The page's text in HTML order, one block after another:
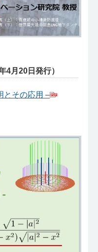
4月20日発行）
とその応用 –